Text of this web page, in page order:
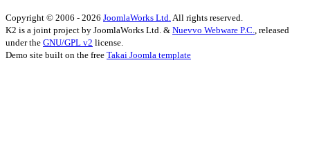
Copyright © 2006 - 2026 JoomlaWorks Ltd. All rights reserved.
K2 is a joint project by JoomlaWorks Ltd. & Nuevvo Webware P.C.
, released
under the GNU/GPL v2 license.
Demo site built on the free Takai Joomla template